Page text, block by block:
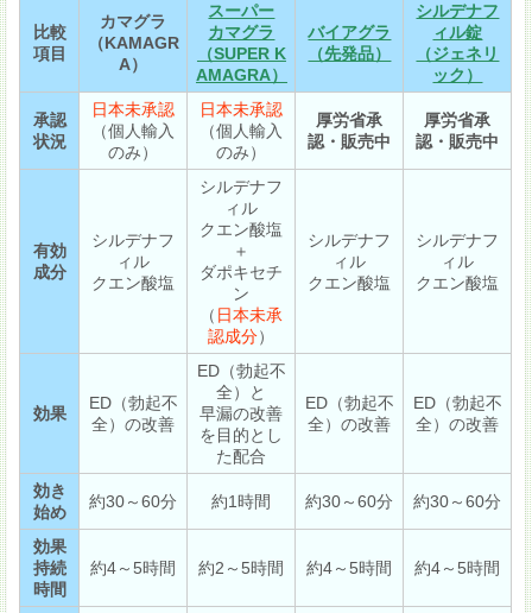
比較
項目
カマグラ
（KAMAGR
A）
スーパー
カマグラ
（SUPER K
AMAGRA）
バイアグラ
（先発品）
シルデナフ
ィル錠
（ジェネリ
ック）
承認
状況
日本未承認
（個人輸入
のみ）
日本未承認
（個人輸入
のみ）
厚労省承
認・販売中
厚労省承
認・販売中
有効
成分
シルデナフ
ィル
クエン酸塩
シルデナフ
ィル
クエン酸塩
＋
ダポキセチ
ン
（ 日本未承
認成分）
シルデナフ
ィル
クエン酸塩
シルデナフ
ィル
クエン酸塩
効果
ED（勃起不
全）の改善
ED（勃起不
全）と
早漏の改善
を目的とし
た配合
ED（勃起不
全）の改善
ED（勃起不
全）の改善
効き
始め
約30～60分 約1時間 約30～60分 約30～60分
効果
持続
時間
約4～5時間 約2～5時間 約4～5時間 約4～5時間